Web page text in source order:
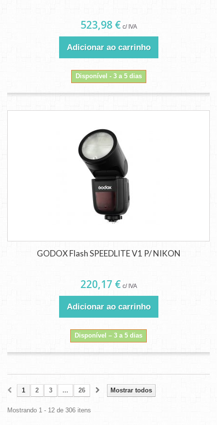
523,98 € c/ IVA
Adicionar ao carrinho
Disponível - 3 a 5 dias
GODOX Flash SPEEDLITE V1 P/ NIKON
220,17 € c/ IVA
Adicionar ao carrinho
Disponível – 3 a 5 dias
Mostrar todos
1 2 3 ... 26
Mostrando 1 - 12 de 306 itens